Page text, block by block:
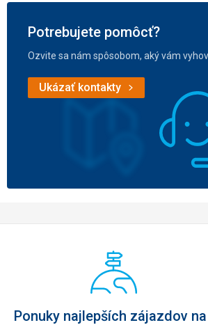
Potrebujete pomôcť?
Ozvite sa nám spôsobom, aký vám
Ukázať kontakty
Ponuky najlepších zájazdov